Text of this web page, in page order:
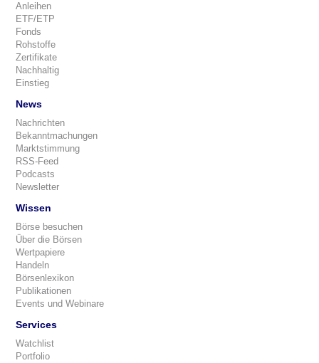
Anleihen
ETF/ETP
Fonds
Rohstoffe
Zertifikate
Nachhaltig
Einstieg
News
Nachrichten
Bekanntmachungen
Marktstimmung
RSS-Feed
Podcasts
Newsletter
Wissen
Börse besuchen
Über die Börsen
Wertpapiere
Handeln
Börsenlexikon
Publikationen
Events und Webinare
Services
Watchlist
Portfolio